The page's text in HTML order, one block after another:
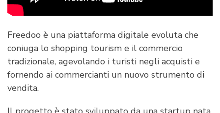
Freedoo è una piattaforma digitale evoluta che
coniuga lo shopping tourism e il commercio
tradizionale, agevolando i turisti negli acquisti e
fornendo ai commercianti un nuovo strumento di
vendita.